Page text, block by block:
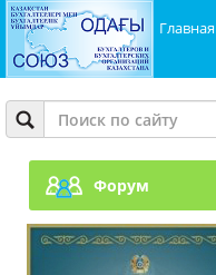
Главная
Форум